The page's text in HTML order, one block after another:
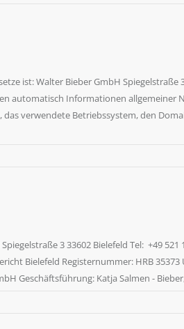
ist: Walter Bieber GmbH Spiegelstraße
automatisch Informationen allgemeiner
verwendete Betriebssystem, den
3 33602 Bielefeld Tel: +49 521
Bielefeld Registernummer: HRB 35373
Geschäftsführung: Katja Salmen -